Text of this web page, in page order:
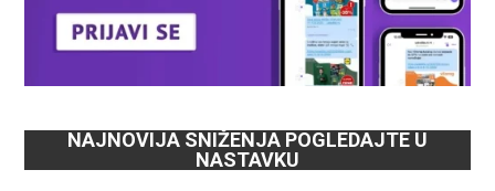
NAJNOVIJA SNIŽENJA POGLEDAJTE U
NASTAVKU